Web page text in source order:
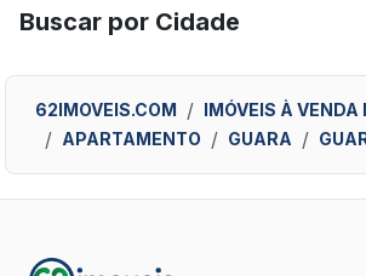
Buscar por Cidade
62IMOVEIS.COM
IMÓVEIS À VENDA
APARTAMENTO
GUARA